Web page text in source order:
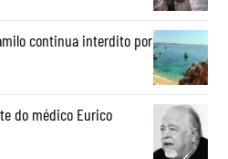
continua interdito por
do médico Eurico